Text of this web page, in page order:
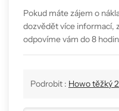
Pokud máte zájem o
dozvědět více informací,
odpovíme vám do 8
Podrobit : Howo těžký